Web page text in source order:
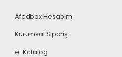
Afedbox Hesabım
Kurumsal Sipariş
e-Katalog